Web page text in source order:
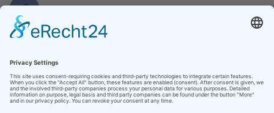
Kontakt
Klinikum Bad Hersfeld GmbH
Seilerweg 29
36251 Bad Hersfeld